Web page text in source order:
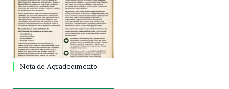
Nota de Agradecimento